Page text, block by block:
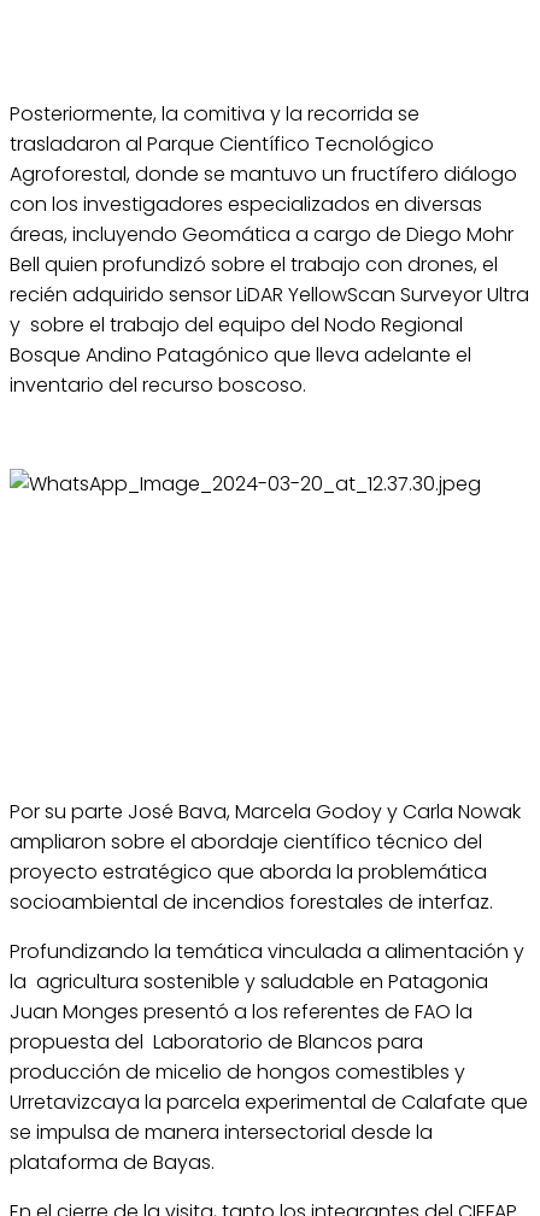
Posteriormente, la comitiva y la recorrida se
trasladaron al Parque Científico Tecnológico
Agroforestal, donde se mantuvo un fructífero diálogo
con los investigadores especializados en diversas
áreas, incluyendo Geomática a cargo de Diego Mohr
Bell quien profundizó sobre el trabajo con drones, el
recién adquirido sensor LiDAR YellowScan Surveyor Ultra
y sobre el trabajo del equipo del Nodo Regional
Bosque Andino Patagónico que lleva adelante el
inventario del recurso boscoso.
Por su parte José Bava, Marcela Godoy y Carla Nowak
ampliaron sobre el abordaje científico técnico del
proyecto estratégico que aborda la problemática
socioambiental de incendios forestales de interfaz.
Profundizando la temática vinculada a alimentación y
la agricultura sostenible y saludable en Patagonia
Juan Monges presentó a los referentes de FAO la
propuesta del Laboratorio de Blancos para
producción de micelio de hongos comestibles y
Urretavizcaya la parcela experimental de Calafate que
se impulsa de manera intersectorial desde la
plataforma de Bayas.